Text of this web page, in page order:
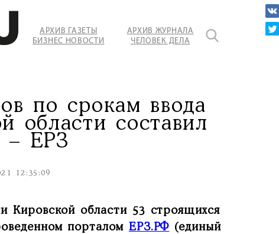
АРХИВ ГАЗЕТЫ
БИЗНЕС НОВОСТИ
АРХИВ ЖУРНАЛА
ЧЕЛОВЕК ДЕЛА
по срокам ввода
области составил
– ЕРЗ
12:35:09
Кировской области 53 строящихся
порталом ЕРЗ.РФ (единый